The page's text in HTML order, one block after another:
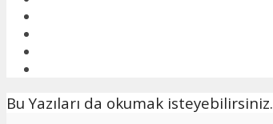
Bu Yazıları da okumak isteyebilirsiniz.